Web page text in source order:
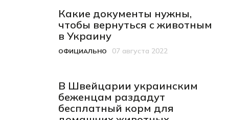
Какие документы нужны,
чтобы вернуться с животным
в Украину
Категория
ОФИЦИАЛЬНО
Дата публикации
07 августа 2022
В Швейцарии украинским
беженцам раздадут
бесплатный корм для